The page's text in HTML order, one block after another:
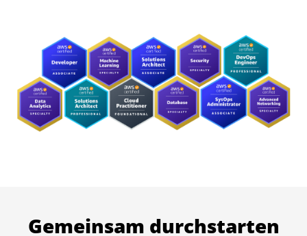
Gemeinsam durchstarten